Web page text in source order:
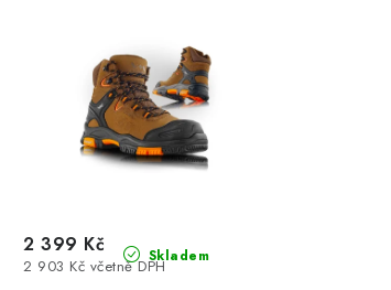
Skladem
2 903 Kč včetně DPH
2 399 Kč